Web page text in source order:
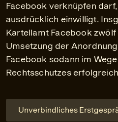
Facebook verknüpfen
ausdrücklich einwilligt.
Kartellamt Facebook
Umsetzung der
Facebook sodann im
Rechtsschutzes
Unverbindliches